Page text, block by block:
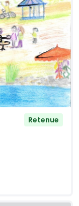
Retenue